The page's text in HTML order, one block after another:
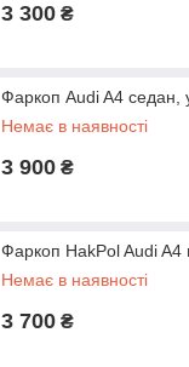
3 300 ₴
Фаркоп Audi A4 седан,
Немає в наявності
3 900 ₴
Фаркоп HakPol Audi A4
Немає в наявності
3 700 ₴